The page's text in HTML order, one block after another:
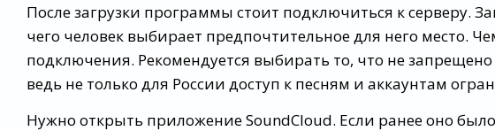
После загрузки программы стоит подключиться к серверу.
чего человек выбирает предпочтительное для него место.
подключения. Рекомендуется выбирать то, что не
ведь не только для России доступ к песням и аккаунтам
Нужно открыть приложение SoundCloud. Если ранее оно